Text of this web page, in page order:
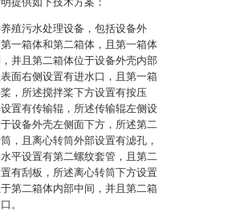
殖污水处理设备，包括设备外
一箱体和第二箱体，且第一箱体
并且第二箱体位于设备外壳内部
面右侧设置有进水口，且第一箱
，所述搅拌桨下方设置有按压
置有传输辊，所述传输辊左侧设
设备外壳左侧面下方，所述第二
，且离心转筒外部设置有滤孔，
平设置有第二螺纹套管，且第二
有刮板，所述离心转筒下方设置
第二箱体内部中间，并且第二箱
。